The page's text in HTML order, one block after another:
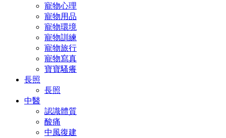
寵物心理
寵物用品
寵物環境
寵物訓練
寵物旅行
寵物寫真
寶寶騷癢
長照
長照
中醫
認識體質
酸痛
中風復建